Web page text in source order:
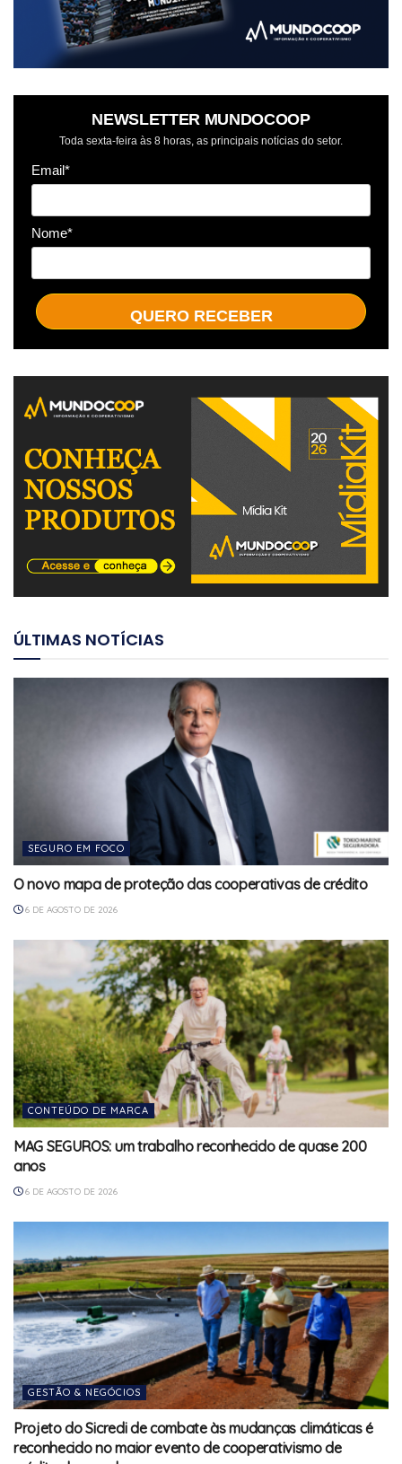
NEWSLETTER MUNDOCOOP
Toda sexta-feira às 8 horas, as principais notícias do setor.
Email*
Nome*
QUERO RECEBER
ÚLTIMAS NOTÍCIAS
SEGURO EM FOCO
O novo mapa de proteção das cooperativas de crédito
6 DE AGOSTO DE 2026
CONTEÚDO DE MARCA
MAG SEGUROS: um trabalho reconhecido de quase 200
anos
6 DE AGOSTO DE 2026
GESTÃO & NEGÓCIOS
Projeto do Sicredi de combate às mudanças climáticas é
reconhecido no maior evento de cooperativismo de